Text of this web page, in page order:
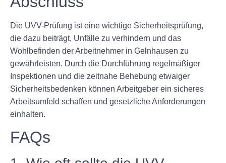
Die UVV-Prüfung ist eine wichtige Sicherheitsprüfung,
die dazu beiträgt, Unfälle zu verhindern und das
Wohlbefinden der Arbeitnehmer in Gelnhausen zu
gewährleisten. Durch die Durchführung regelmäßiger
Inspektionen und die zeitnahe Behebung etwaiger
Sicherheitsbedenken können Arbeitgeber ein sicheres
Arbeitsumfeld schaffen und gesetzliche Anforderungen
einhalten.
FAQs